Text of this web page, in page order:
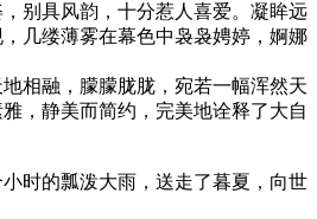
别具风韵，十分惹人喜爱。凝眸远
几缕薄雾在幕色中袅袅娉婷，婀娜
相融，朦朦胧胧，宛若一幅浑然天
，静美而简约，完美地诠释了大自
时的瓢泼大雨，送走了暮夏，向世